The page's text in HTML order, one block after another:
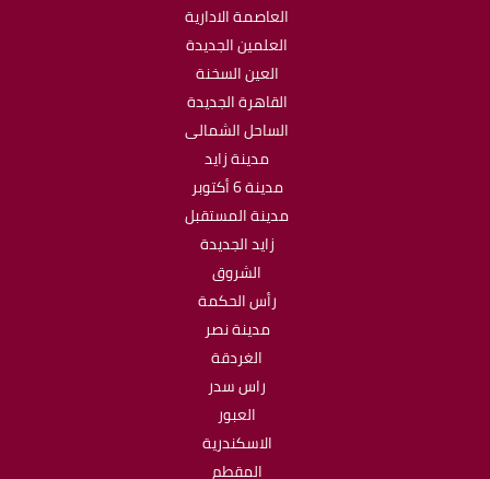
العاصمة الادارية
العلمين الجديدة
العين السخنة
القاهرة الجديدة
الساحل الشمالى
مدينة زايد
مدينة 6 أكتوبر
مدينة المستقبل
زايد الجديدة
الشروق
رأس الحكمة
مدينة نصر
الغردقة
راس سدر
العبور
الاسكندرية
المقطم